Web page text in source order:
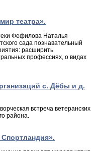
театра».
Фефилова Наталья
сада познавательный
расширить
профессиях, о видах
с. Дёбы и д.
встреча ветеранских
района.